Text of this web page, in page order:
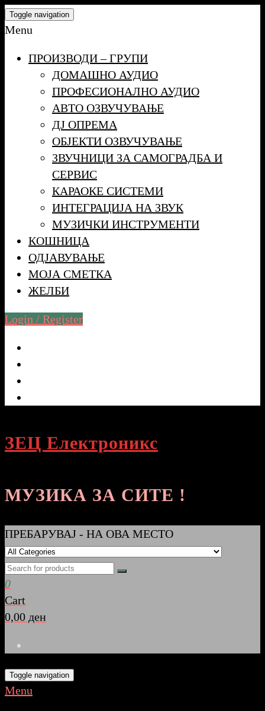
Skip
to
content
Toggle navigation
Menu
ПРОИЗВОДИ – ГРУПИ
ДОМАШНО АУДИО
ПРОФЕСИОНАЛНО АУДИО
АВТО ОЗВУЧУВАЊЕ
ДЈ ОПРЕМА
ОБЈЕКТИ ОЗВУЧУВАЊЕ
ЗВУЧНИЦИ ЗА САМОГРАДБА И
СЕРВИС
КАРАОКЕ СИСТЕМИ
ИНТЕГРАЦИЈА НА ЗВУК
МУЗИЧКИ ИНСТРУМЕНТИ
КОШНИЦА
ОДЈАВУВАЊЕ
МОЈА СМЕТКА
ЖЕЛБИ
Login / Register
ЗЕЦ Електроникс
МУЗИКА ЗА СИТЕ !
ПРЕБАРУВАЈ - НА ОВА МЕСТО
0
Cart
0,00 ден
Toggle navigation
Menu